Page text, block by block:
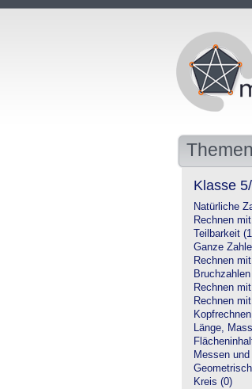
Klasse
Natürliche
Rechnen
Teilbarkeit
Ganze
Rechnen
Rechnen
Rechnen
Länge,
Messen
Kreis (0)